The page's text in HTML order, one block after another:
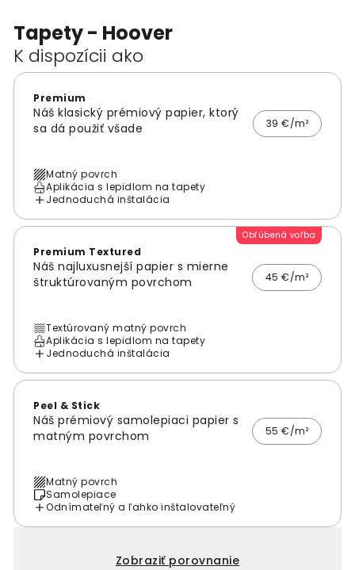
Tapety - Hoover
K dispozícii ako
Premium
Náš klasický prémiový papier, ktorý
sa dá použiť všade
39 €/m²
Matný povrch
Aplikácia s lepidlom na tapety
Jednoduchá inštalácia
Obľúbená voľba
Premium Textured
Náš najluxusnejší papier s mierne
štruktúrovaným povrchom
45 €/m²
Textúrovaný matný povrch
Aplikácia s lepidlom na tapety
Jednoduchá inštalácia
Peel & Stick
Náš prémiový samolepiaci papier s
matným povrchom
55 €/m²
Matný povrch
Samolepiace
Odnímateľný a ľahko inštalovateľný
Zobraziť porovnanie